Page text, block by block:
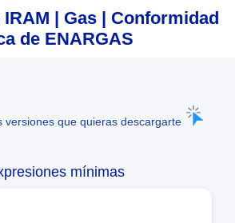
| Gas | Conformidad
de ENARGAS
versiones que quieras descargarte
mínimas